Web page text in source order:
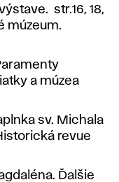
str.16, 18,
múzeum.
a múzea
sv. Michala
revue
Ďalšie